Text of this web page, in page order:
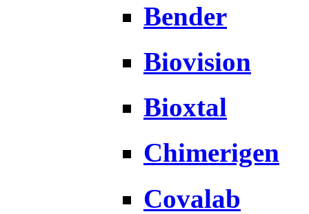
Bender
Biovision
Bioxtal
Chimerigen
Covalab